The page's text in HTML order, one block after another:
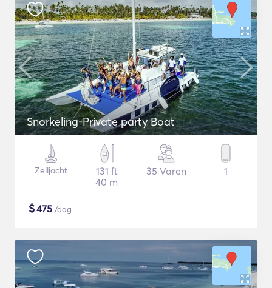
Snorkeling-Private party Boat
Zeiljacht
131 ft
40 m
35 Varen 1
$475 /dag